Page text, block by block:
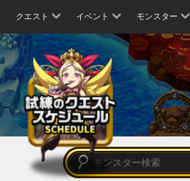
クエスト イベント モンスター